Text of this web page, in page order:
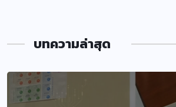
บทความล่าสุด